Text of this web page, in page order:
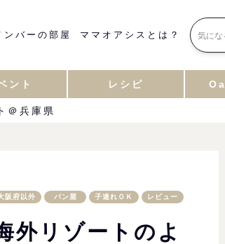
ンバーの部屋 ママオアシスとは？
ント レシピ
＠兵庫県
阪府以外 パン屋 子連れＯＫ レビュー
外リゾートのよ